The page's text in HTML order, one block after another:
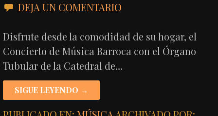
DEJA UN COMENTARIO
Disfrute desde la comodidad de su hogar, el
Concierto de Música Barroca con el Órgano
Tubular de la Catedral de…
SIGUE LEYENDO →